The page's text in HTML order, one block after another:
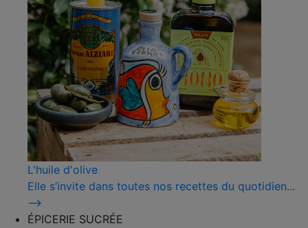
L'huile d'olive
Elle s’invite dans toutes nos recettes du quotidien...
⟶
ÉPICERIE SUCRÉE